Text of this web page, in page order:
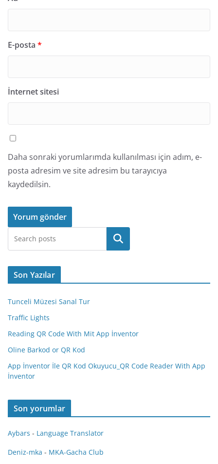
E-posta *
İnternet sitesi
Daha sonraki yorumlarımda kullanılması için adım, e-
posta adresim ve site adresim bu tarayıcıya
kaydedilsin.
Ara
Son Yazılar
Tunceli Müzesi Sanal Tur
Traffic Lights
Reading QR Code With Mit App İnventor
Oline Barkod or QR Kod
App İnventor İle QR Kod Okuyucu_QR Code Reader With App
İnventor
Son yorumlar
Aybars - Language Translator
Deniz-mka - MKA-Gacha Club